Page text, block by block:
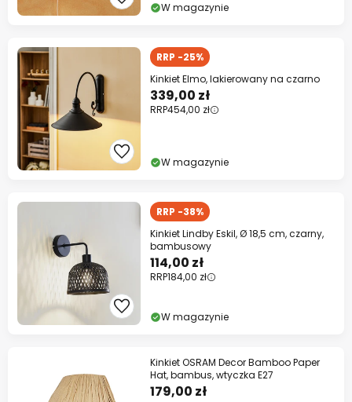
W magazynie
RRP -25%
Kinkiet Elmo, lakierowany na czarno
339,00 zł
RRP454,00 zł
W magazynie
RRP -38%
Kinkiet Lindby Eskil, Ø 18,5 cm, czarny,
bambusowy
114,00 zł
RRP184,00 zł
W magazynie
Kinkiet OSRAM Decor Bamboo Paper
Hat, bambus, wtyczka E27
179,00 zł